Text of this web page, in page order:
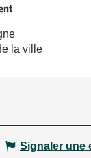
la ville
Signaler une